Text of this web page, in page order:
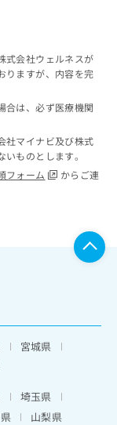
式会社ウェルネスが
りますが、内容を完
合は、必ず医療機関
社マイナビ及び株式
ものとします。
フォーム
からご連
宮城県
埼玉県
山梨県